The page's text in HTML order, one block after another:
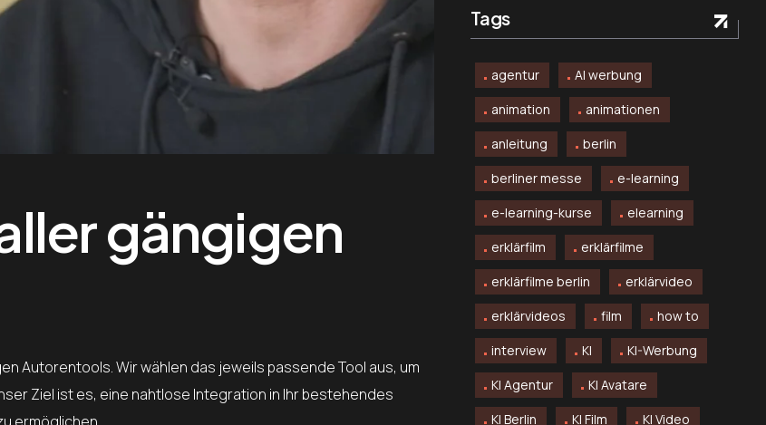
gängigen
Autorentools. Wir wählen das jeweils passende Tool aus, um
Ziel ist es, eine nahtlose Integration in Ihr bestehendes
Tags
agentur
AI werbung
animation
animationen
anleitung
berlin
berliner messe
e-learning
e-learning-kurse
elearning
erklärfilm
erklärfilme
erklärfilme berlin
erklärvideo
erklärvideos
film
how to
interview
KI
KI-Werbung
KI Agentur
KI Avatare
KI Berlin
KI Film KI Video